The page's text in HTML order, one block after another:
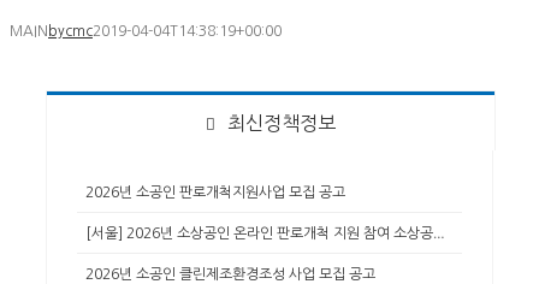
MAIN bycmc2019-04-04T14:38:19+00:00
최신정책정보
2026년 소공인 판로개척지원사업 모집 공고
[
서울] 2026년 소상공인 온라인 판로개척 지원 참여 소상공인 모집 공...
2026년 소공인 클린제조환경조성 사업 모집 공고